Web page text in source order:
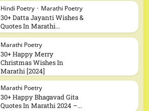
Hindi Poetry • Marathi Poetry
30+ Datta Jayanti Wishes &
Quotes In Marathi...
Marathi Poetry
30+ Happy Merry
Christmas Wishes In
Marathi [2024]
Marathi Poetry
30+ Happy Bhagavad Gita
Quotes In Marathi 2024 –...